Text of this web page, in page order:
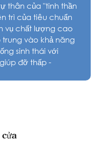
thân của "tinh thần
trì của tiêu chuẩn
vụ chất lượng cao
trung vào khả năng
sinh thái với
đỡ thấp -